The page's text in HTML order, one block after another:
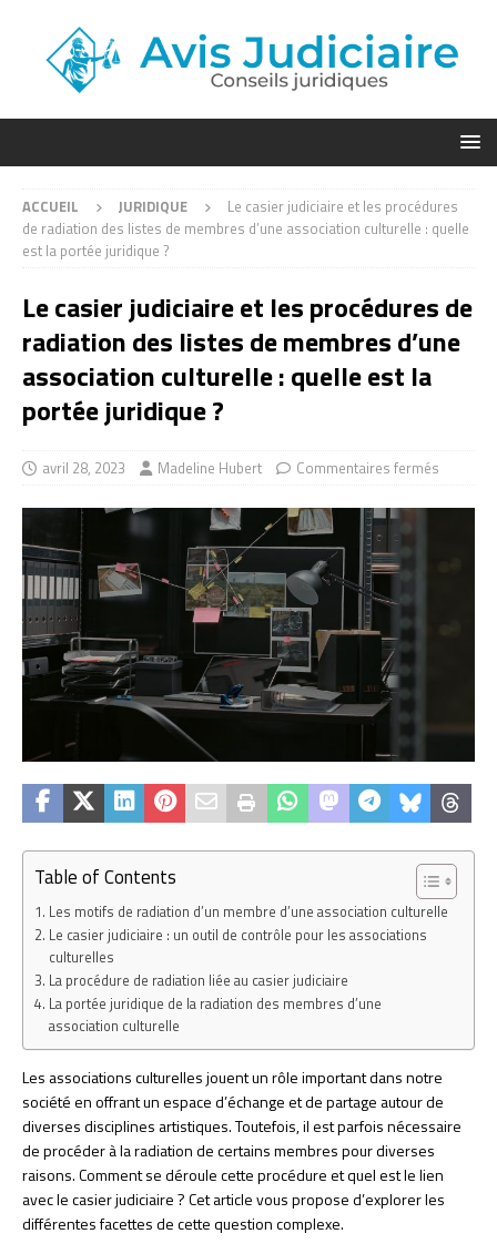
ACCUEIL JURIDIQUE
Le casier judiciaire et les procédures
de radiation des listes de membres d’une association culturelle : quelle
est la portée juridique ?
Le casier judiciaire et les procédures de
radiation des listes de membres d’une
association culturelle : quelle est la
portée juridique ?
avril 28, 2023 Madeline Hubert Commentaires fermés
Table of Contents
Les motifs de radiation d’un membre d’une association culturelle
Le casier judiciaire : un outil de contrôle pour les associations
culturelles
La procédure de radiation liée au casier judiciaire
La portée juridique de la radiation des membres d’une
association culturelle
Les associations culturelles jouent un rôle important dans notre
société en offrant un espace d’échange et de partage autour de
diverses disciplines artistiques. Toutefois, il est parfois nécessaire
de procéder à la radiation de certains membres pour diverses
raisons. Comment se déroule cette procédure et quel est le lien
avec le casier judiciaire ? Cet article vous propose d’explorer les
différentes facettes de cette question complexe.